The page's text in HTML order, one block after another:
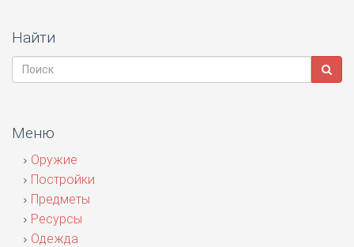
Найти
Меню
Оружие
Постройки
Предметы
Ресурсы
Одежда